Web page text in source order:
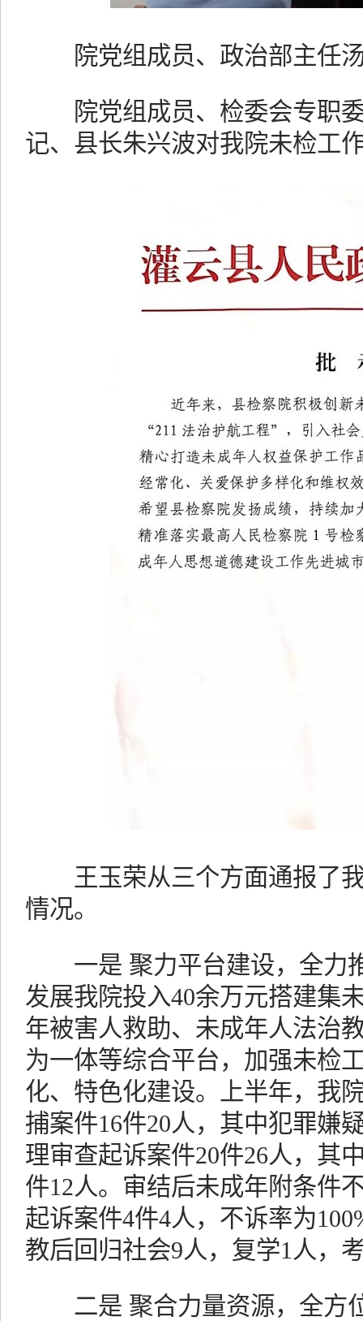
院党组成员、政治部主任汤
院党组成员、检委会专职委
记、县长朱兴波对我院未检工
王玉荣从三个方面通报了我
情况。
一是 聚力平台建设，全力
发展我院投入40余万元搭建集
年被害人救助、未成年人法治
为一体等综合平台，加强未检
化、特色化建设。上半年，我
捕案件16件20人，其中犯罪嫌
理审查起诉案件20件26人，其
件12人。审结后未成年附条件
起诉案件4件4人，不诉率为
教后回归社会9人，复学1人，
二是 聚合力量资源，全方